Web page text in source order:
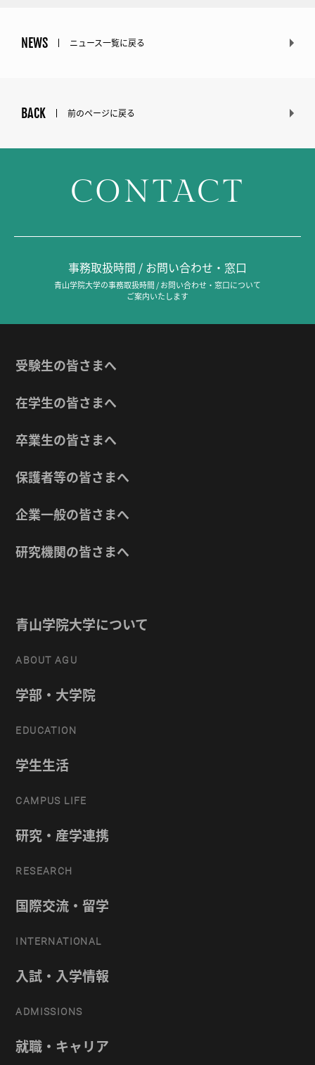
NEWS ニュース一覧に戻る
BACK 前のページに戻る
CONTACT
事務取扱時間 / お問い合わせ・窓口
青山学院大学の事務取扱時間 / お問い合わせ・窓口について
ご案内いたします
受験生の皆さまへ
在学生の皆さまへ
卒業生の皆さまへ
保護者等の皆さまへ
企業一般の皆さまへ
研究機関の皆さまへ
青山学院大学について
ABOUT AGU
学部・大学院
EDUCATION
学生生活
CAMPUS LIFE
研究・産学連携
RESEARCH
国際交流・留学
INTERNATIONAL
入試・入学情報
ADMISSIONS
就職・キャリア